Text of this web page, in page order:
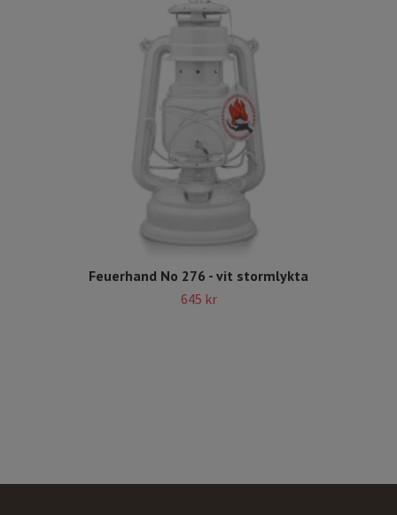
Feuerhand No 276 - vit stormlykta
645 kr